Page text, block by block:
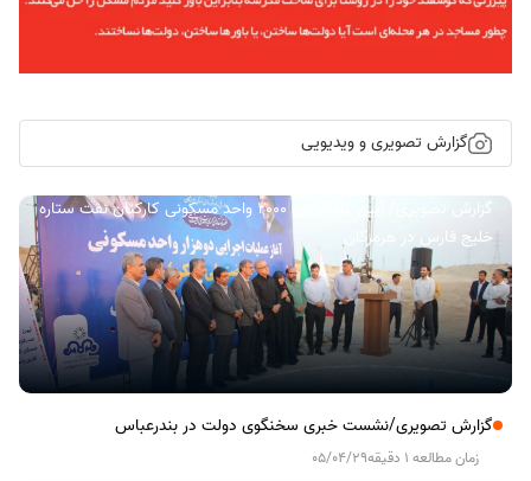
گزارش تصویری و ویدیویی
گزارش تصویری/ آیین کلنگ زنی ۲۰۰۰ واحد مسکونی کارکنان نفت ستاره
خلیج فارس در هرمزگان
گزارش تصویری/نشست خبری سخنگوی دولت در بندرعباس
زمان مطالعه 1 دقیقه 05/04/29